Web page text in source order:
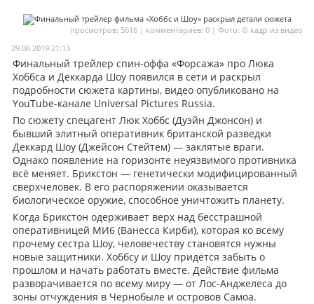
Мои материалы
Мои места
Моя личная афиша
Перечитать
просмотров: 5616 | комментариев: 0 | Фото: © кадр из видео
29.06.2019 21:13
Финальный трейлер спин-оффа «Форсажа» про Люка
Хоббса и Деккарда Шоу появился в сети и раскрыл
подробности сюжета картины, видео опубликовано на
YouTube-канале Universal Pictures Russia.
По сюжету спецагент Люк Хоббс (Дуэйн Джонсон) и
бывший элитный оперативник британской разведки
Деккард Шоу (Джейсон Стейтем) — заклятые враги.
Однако появление на горизонте неуязвимого противника
всё меняет. Брикстон — генетически модифицированный
сверхчеловек. В его распоряжении оказывается
биологическое оружие, способное уничтожить планету.
Когда Брикстон одерживает верх над бесстрашной
оперативницей МИ6 (Ванесса Кирби), которая ко всему
прочему сестра Шоу, человечеству становятся нужны
новые защитники. Хоббсу и Шоу придётся забыть о
прошлом и начать работать вместе. Действие фильма
разворачивается по всему миру — от Лос-Анджелеса до
зоны отчуждения в Чернобыле и островов Самоа.